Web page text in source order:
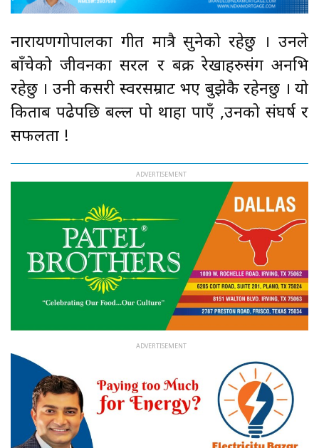
नारायणगोपालका गीत मात्रै सुनेको रहेछु । उनले
बाँचेको जीवनका सरल र बक्र रेखाहरुसंग अनभिज्ञ
रहेछु । उनी कसरी स्वरसम्राट भए बुझेकै रहेनछु । यो
किताब पढेपछि बल्ल पो थाहा पाएँ ,उनको संघर्ष र
सफलता !